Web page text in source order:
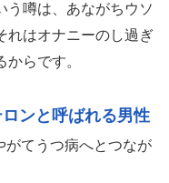
う噂は、あながちウソ
れはオナニーのし過ぎ
らです。
ンと呼ばれる男性
がてうつ病へとつなが